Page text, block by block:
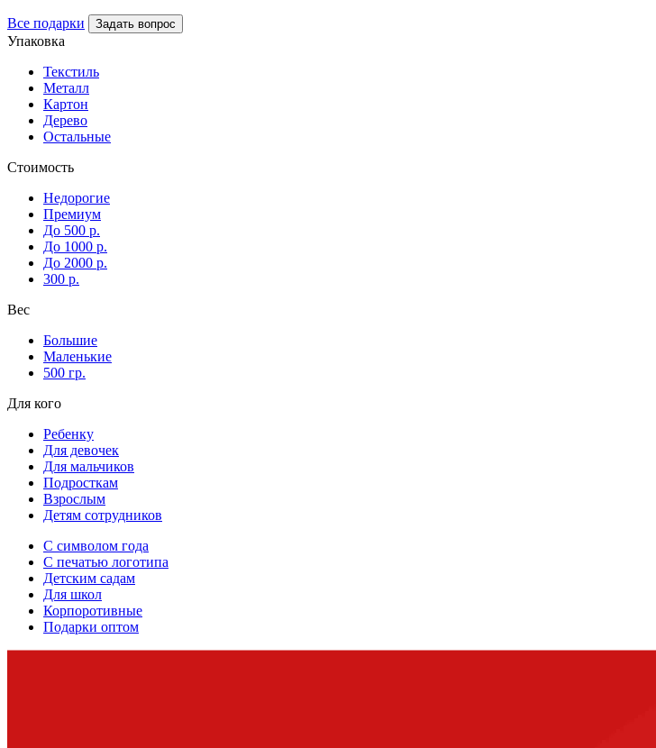
Все подарки Задать вопрос
Упаковка
Текстиль
Металл
Картон
Дерево
Остальные
Стоимость
Недорогие
Премиум
До 500 р.
До 1000 р.
До 2000 р.
300 р.
Вес
Большие
Маленькие
500 гр.
Для кого
Ребенку
Для девочек
Для мальчиков
Подросткам
Взрослым
Детям сотрудников
С символом года
С печатью логотипа
Детским садам
Для школ
Корпоротивные
Подарки оптом